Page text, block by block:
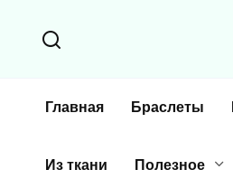
содержанию
Главная Браслеты
Из ткани Полезное